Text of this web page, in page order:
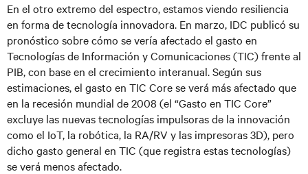
En el otro extremo del espectro, estamos viendo resiliencia
en forma de tecnología innovadora. En marzo, IDC publicó su
pronóstico sobre cómo se vería afectado el gasto en
Tecnologías de Información y Comunicaciones (TIC) frente al
PIB, con base en el crecimiento interanual. Según sus
estimaciones, el gasto en TIC Core se verá más afectado que
en la recesión mundial de 2008 (el “Gasto en TIC Core”
excluye las nuevas tecnologías impulsoras de la innovación
como el IoT, la robótica, la RA/RV y las impresoras 3D), pero
dicho gasto general en TIC (que registra estas tecnologías)
se verá menos afectado.